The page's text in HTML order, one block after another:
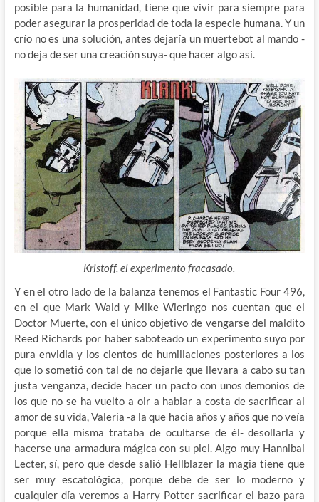
posible para la humanidad, tiene que vivir para siempre para
poder asegurar la prosperidad de toda la especie humana. Y un
crío no es una solución, antes dejaría un muertebot al mando -
no deja de ser una creación suya- que hacer algo así.
Kristoff, el experimento fracasado.
Y en el otro lado de la balanza tenemos el Fantastic Four 496,
en el que Mark Waid y Mike Wieringo nos cuentan que el
Doctor Muerte, con el único objetivo de vengarse del maldito
Reed Richards por haber saboteado un experimento suyo por
pura envidia y los cientos de humillaciones posteriores a los
que lo sometió con tal de no dejarle que llevara a cabo su tan
justa venganza, decide hacer un pacto con unos demonios de
los que no se ha vuelto a oir a hablar a costa de sacrificar al
amor de su vida, Valeria -a la que hacia años y años que no veía
porque ella misma trataba de ocultarse de él- desollarla y
hacerse una armadura mágica con su piel. Algo muy Hannibal
Lecter, sí, pero que desde salió Hellblazer la magia tiene que
ser muy escatológica, porque debe de ser lo moderno y
cualquier día veremos a Harry Potter sacrificar el bazo para